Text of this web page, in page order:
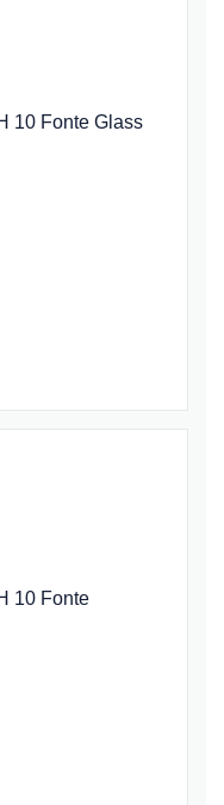
10 Fonte Glass
10 Fonte